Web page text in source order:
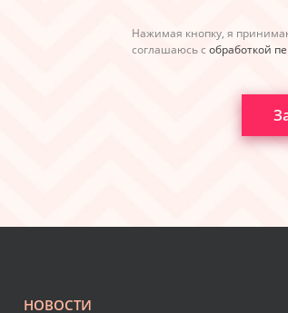
Нажимая кнопку, я
соглашаюсь с обработкой
НОВОСТИ